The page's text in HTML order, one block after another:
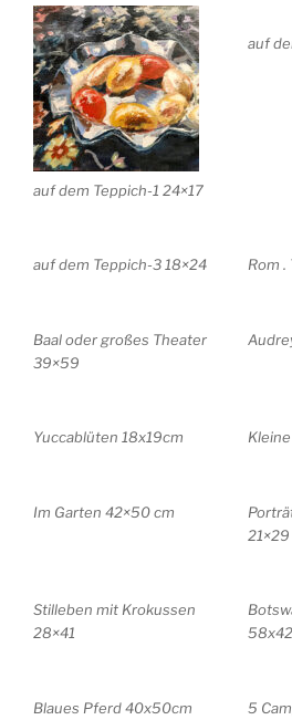
auf dem Teppich-1 24×17
auf
auf dem Teppich-3 18×24 Rom
Baal oder großes Theater
39×59
Yuccablüten 18x19cm
Im Garten 42×50 cm
21×29
Stilleben mit Krokussen
28×41
Blaues Pferd 40x50cm
5